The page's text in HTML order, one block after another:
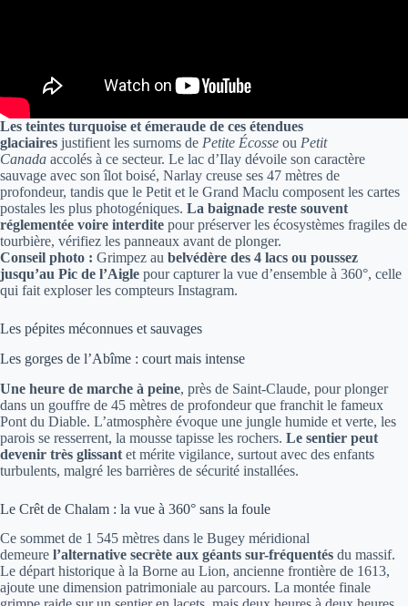
Les teintes turquoise et émeraude de ces étendues
glaciaires justifient les surnoms de Petite Écosse ou Petit
Canada accolés à ce secteur. Le lac d’Ilay dévoile son caractère
sauvage avec son îlot boisé, Narlay creuse ses 47 mètres de
profondeur, tandis que le Petit et le Grand Maclu composent les cartes
postales les plus photogéniques. La baignade reste souvent
réglementée voire interdite pour préserver les écosystèmes fragiles de
tourbière, vérifiez les panneaux avant de plonger.
Conseil photo : Grimpez au belvédère des 4 lacs ou poussez
jusqu’au Pic de l’Aigle pour capturer la vue d’ensemble à 360°, celle
qui fait exploser les compteurs Instagram.
Les pépites méconnues et sauvages
Les gorges de l’Abîme : court mais intense
Une heure de marche à peine, près de Saint-Claude, pour plonger
dans un gouffre de 45 mètres de profondeur que franchit le fameux
Pont du Diable. L’atmosphère évoque une jungle humide et verte, les
parois se resserrent, la mousse tapisse les rochers. Le sentier peut
devenir très glissant et mérite vigilance, surtout avec des enfants
turbulents, malgré les barrières de sécurité installées.
Le Crêt de Chalam : la vue à 360° sans la foule
Ce sommet de 1 545 mètres dans le Bugey méridional
demeure l’alternative secrète aux géants sur-fréquentés du massif.
Le départ historique à la Borne au Lion, ancienne frontière de 1613,
ajoute une dimension patrimoniale au parcours. La montée finale